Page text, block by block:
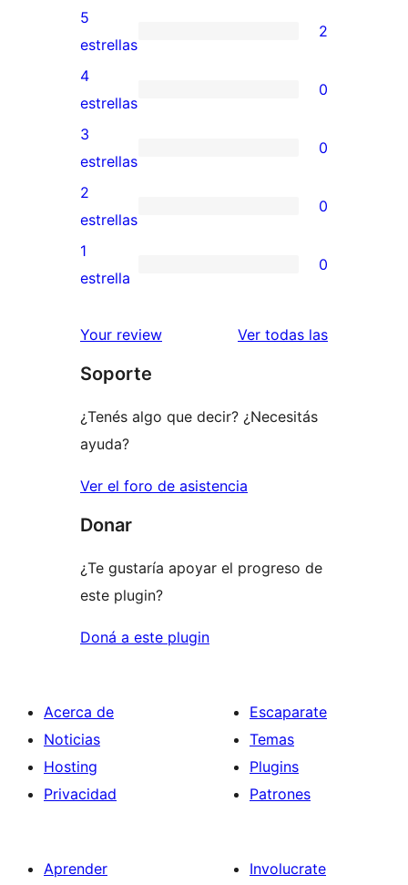
2
valoraciones
de
5
estrellas
5
estrellas
2
0
valoraciones
de
4
estrellas
4
estrellas
0
0
valoraciones
de
3
estrellas
3
estrellas
0
0
valoraciones
de
estrellas
2
estrellas
0
0
de
estrellas
1
estrella
0
Your review Ver todas lasreseñas
Soporte
¿Tenés algo que decir? ¿Necesitás
ayuda?
Ver el foro de asistencia
Donar
¿Te gustaría apoyar el progreso de
este plugin?
Doná a este plugin
Acerca de
Noticias
Hosting
Privacidad
Escaparate
Temas
Plugins
Patrones
Aprender
Involucrate